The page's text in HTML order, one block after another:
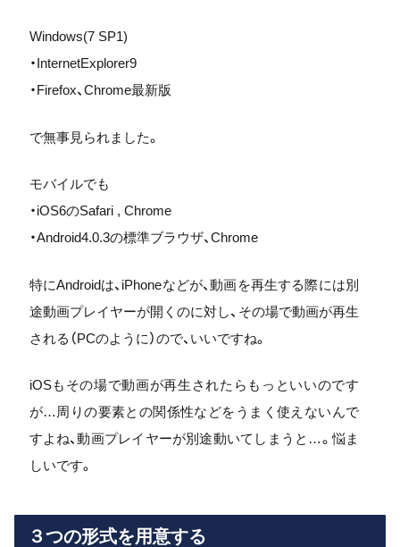
Windows(7 SP1)
・InternetExplorer9
・Firefox、Chrome最新版
で無事見られました。
モバイルでも
・iOS6のSafari , Chrome
・Android4.0.3の標準ブラウザ、Chrome
特にAndroidは、iPhoneなどが、動画を再生する際には別
途動画プレイヤーが開くのに対し、その場で動画が再生
される（PCのように）ので、いいですね。
iOSもその場で動画が再生されたらもっといいのです
が…周りの要素との関係性などをうまく使えないんで
すよね、動画プレイヤーが別途動いてしまうと…。悩ま
しいです。
３つの形式を用意する